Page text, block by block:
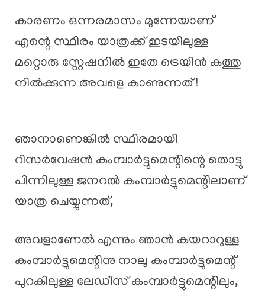
കാരണം ഒന്നരമാസം മുന്നേയാണ്
എന്റെ സ്ഥിരം യാത്രക്ക് ഇടയിലുള്ള
മറ്റൊരു സ്റ്റേഷനിൽ ഇതേ ട്രെയിൻ കത്തു
നിൽക്കുന്ന അവളെ കാണുന്നത് !
ഞാനാണെങ്കിൽ സ്ഥിരമായി
റിസർവേഷൻ കംമ്പാർട്ടുമെന്റിന്റെ തൊട്ടു
പിന്നിലുള്ള ജനറൽ കംമ്പാർട്ടുമെന്റിലാണ്
യാത്ര ചെയ്യുന്നത്,
അവളാണേൽ എന്നും ഞാൻ കയറാറുള്ള
കംമ്പാർട്ടുമെന്റിനു നാലു കംമ്പാർട്ടുമെന്റ്
പുറകിലുള്ള ലേഡീസ് കംമ്പാർട്ടുമെന്റിലും,